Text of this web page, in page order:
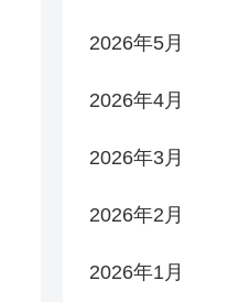
2026年5月
2026年4月
2026年3月
2026年2月
2026年1月